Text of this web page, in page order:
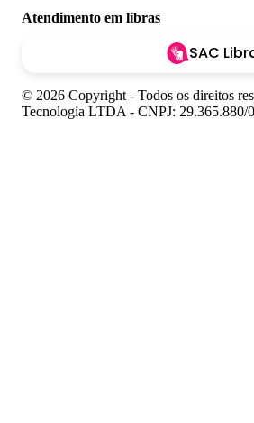
Atendimento em libras
SAC
© 2026 Copyright - Todos os direitos
Tecnologia LTDA - CNPJ: 29.365.880/